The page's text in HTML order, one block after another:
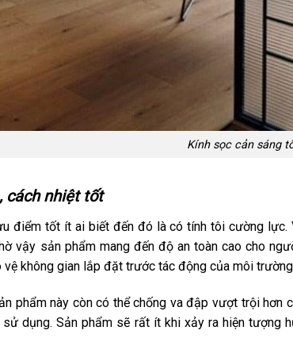
Kính sọc cản sáng
cách nhiệt tốt
điểm tốt ít ai biết đến đó là có tính tôi cường lực.
vậy sản phẩm mang đến độ an toàn cao cho
không gian lắp đặt trước tác động của môi
phẩm này còn có thể chống va đập vượt trội
sử dụng. Sản phẩm sẽ rất ít khi xảy ra hiện